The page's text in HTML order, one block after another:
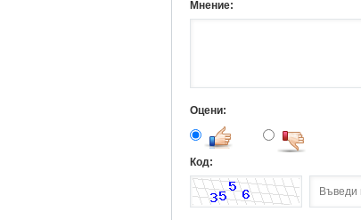
Мнение:
Оцени:
Код: